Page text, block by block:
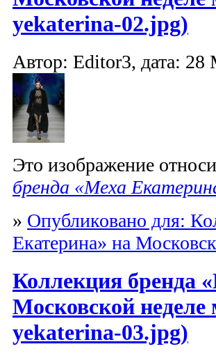
yekaterina-02.jpg)
Автор: Editor3, дата: 28
Это изображение
бренда «Меха
» Опубликовано для:
Екатерина» на
Коллекция бренда
Московской
yekaterina-03.jpg)